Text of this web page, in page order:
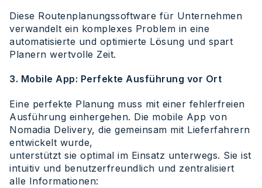
Diese Routenplanungssoftware für Unternehmen
verwandelt ein komplexes Problem in eine
automatisierte und optimierte Lösung und spart
Planern wertvolle Zeit.
3. Mobile App: Perfekte Ausführung vor Ort
Eine perfekte Planung muss mit einer fehlerfreien
Ausführung einhergehen. Die mobile App von
Nomadia Delivery, die gemeinsam mit Lieferfahrern
entwickelt wurde,
unterstützt sie optimal im Einsatz unterwegs. Sie ist
intuitiv und benutzerfreundlich und zentralisiert
alle Informationen: